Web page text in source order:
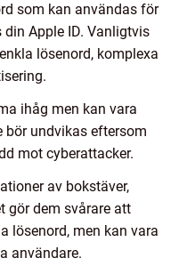
som kan användas för
Apple ID. Vanligtvis
lösenord, komplexa
ihåg men kan vara
bör undvikas eftersom
mot cyberattacker.
av bokstäver,
gör dem svårare att
lösenord, men kan vara
användare.